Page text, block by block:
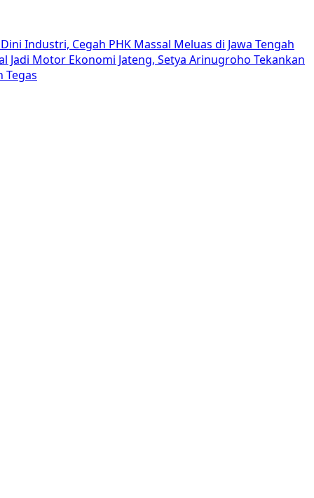
Industri, Cegah PHK Massal Meluas di Jawa Tengah
Jadi Motor Ekonomi Jateng, Setya Arinugroho Tekankan
Tegas